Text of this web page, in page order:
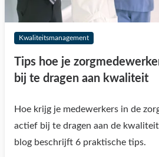
Kwaliteitsmanagement
Tips hoe je
bij te dragen aan kwaliteit
Hoe krijg je medewerkers in de
actief bij te dragen aan de
blog beschrijft 6 praktische tips.